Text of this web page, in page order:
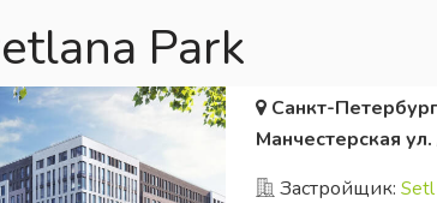
Park
Санкт-
Манчестерская
Застройщик: